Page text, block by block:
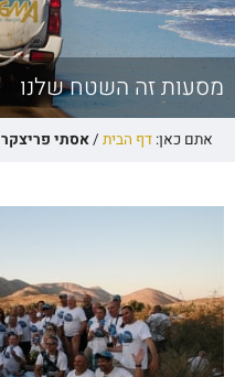
מסעות זה השטח שלנו
אתם כאן: דף הבית /אסתי פריצקר